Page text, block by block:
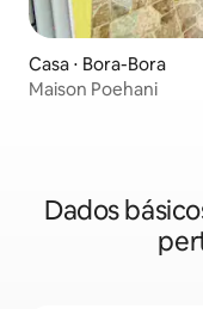
Casa ⋅ Bora-Bora
Maison Poehani
Dados